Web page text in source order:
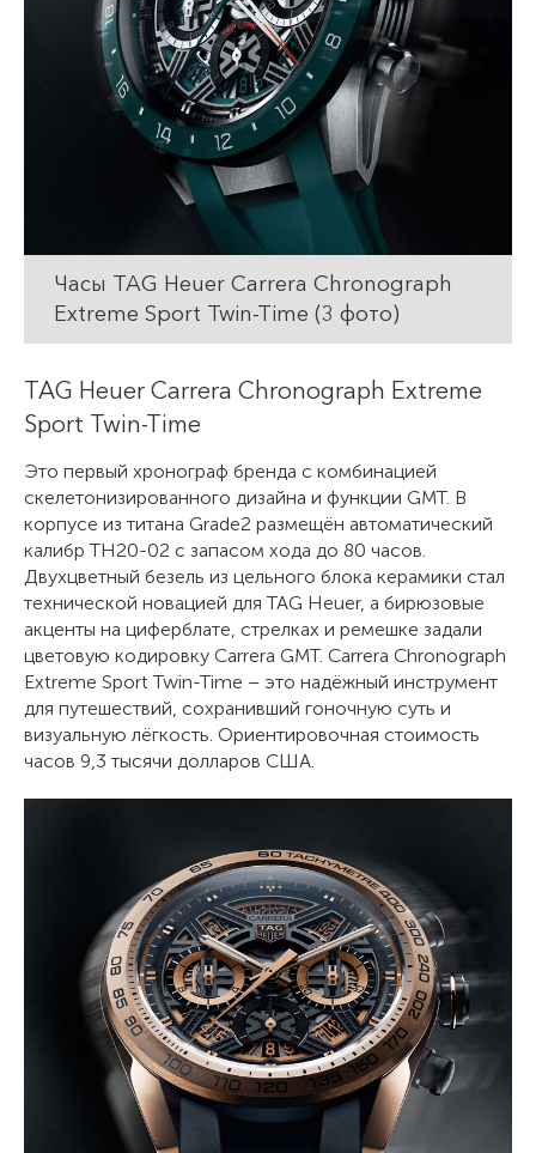
Часы TAG Heuer Carrera Chronograph
Extreme Sport Twin-Time (3 фото)
TAG Heuer Carrera Chronograph Extreme
Sport Twin-Time
Это первый хронограф бренда с комбинацией
скелетонизированного дизайна и функции GMT. В
корпусе из титана Grade2 размещён автоматический
калибр TH20-02 с запасом хода до 80 часов.
Двухцветный безель из цельного блока керамики стал
технической новацией для TAG Heuer, а бирюзовые
акценты на циферблате, стрелках и ремешке задали
цветовую кодировку Carrera GMT. Carrera Chronograph
Extreme Sport Twin-Time – это надёжный инструмент
для путешествий, сохранивший гоночную суть и
визуальную лёгкость. Ориентировочная стоимость
часов 9,3 тысячи долларов США.